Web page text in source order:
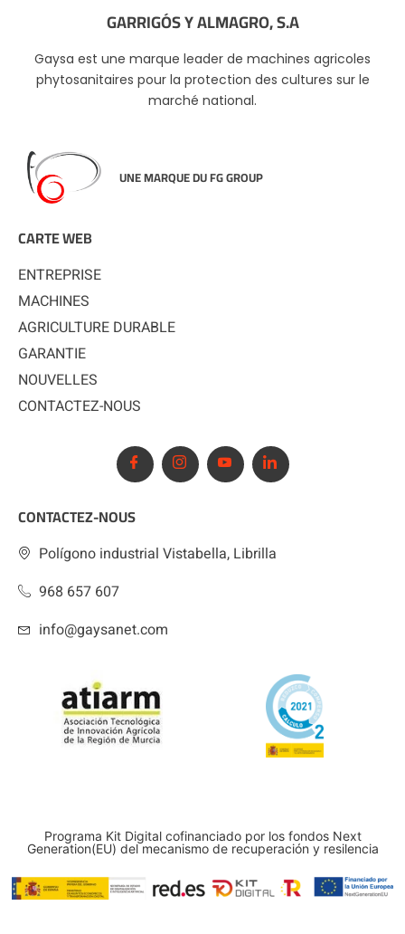
GARRIGÓS Y ALMAGRO, S.A
Gaysa est une marque leader de machines agricoles
phytosanitaires pour la protection des cultures sur le
marché national.
UNE MARQUE DU FG GROUP
CARTE WEB
ENTREPRISE
MACHINES
AGRICULTURE DURABLE
GARANTIE
NOUVELLES
CONTACTEZ-NOUS
CONTACTEZ-NOUS
Polígono industrial Vistabella, Librilla
968 657 607
info@gaysanet.com
Programa Kit Digital cofinanciado por los fondos Next
Generation(EU) del mecanismo de recuperación y resilencia